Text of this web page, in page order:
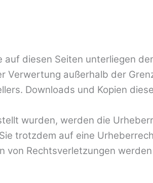
diesen Seiten unterliegen
Verwertung außerhalb der
Downloads und Kopien
wurden, werden die
trotzdem auf eine
von Rechtsverletzungen